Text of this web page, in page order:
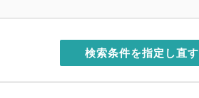
検索条件を指定し直す